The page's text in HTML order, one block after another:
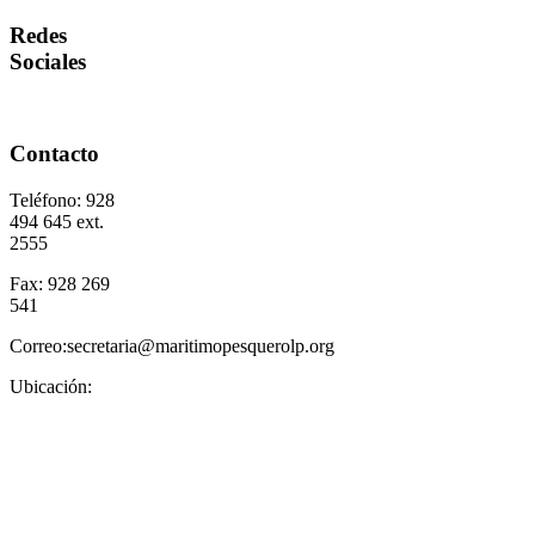
Redes
Sociales
Contacto
Teléfono: 928
494 645 ext.
2555
Fax: 928 269
541
Correo:secretaria@maritimopesquerolp.org
Ubicación: